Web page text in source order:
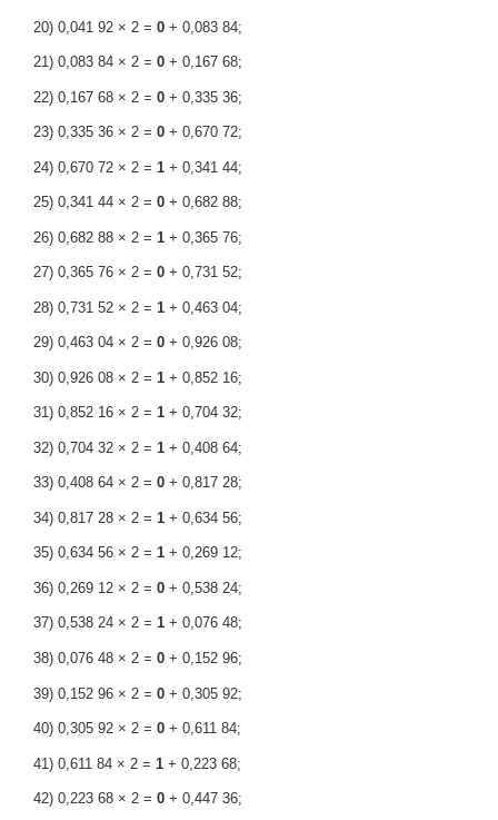
20) 0,041 92 × 2 = 0+ 0,083 84;
21) 0,083 84 × 2 = 0+ 0,167 68;
22) 0,167 68 × 2 = 0+ 0,335 36;
23) 0,335 36 × 2 = 0+ 0,670 72;
24) 0,670 72 × 2 = 1+ 0,341 44;
25) 0,341 44 × 2 = 0+ 0,682 88;
26) 0,682 88 × 2 = 1+ 0,365 76;
27) 0,365 76 × 2 = 0+ 0,731 52;
28) 0,731 52 × 2 = 1+ 0,463 04;
29) 0,463 04 × 2 = 0+ 0,926 08;
30) 0,926 08 × 2 = 1+ 0,852 16;
31) 0,852 16 × 2 = 1+ 0,704 32;
32) 0,704 32 × 2 = 1+ 0,408 64;
33) 0,408 64 × 2 = 0+ 0,817 28;
34) 0,817 28 × 2 = 1+ 0,634 56;
35) 0,634 56 × 2 = 1+ 0,269 12;
36) 0,269 12 × 2 = 0+ 0,538 24;
37) 0,538 24 × 2 = 1+ 0,076 48;
38) 0,076 48 × 2 = 0+ 0,152 96;
39) 0,152 96 × 2 = 0+ 0,305 92;
40) 0,305 92 × 2 = 0+ 0,611 84;
41) 0,611 84 × 2 = 1+ 0,223 68;
42) 0,223 68 × 2 = 0+ 0,447 36;